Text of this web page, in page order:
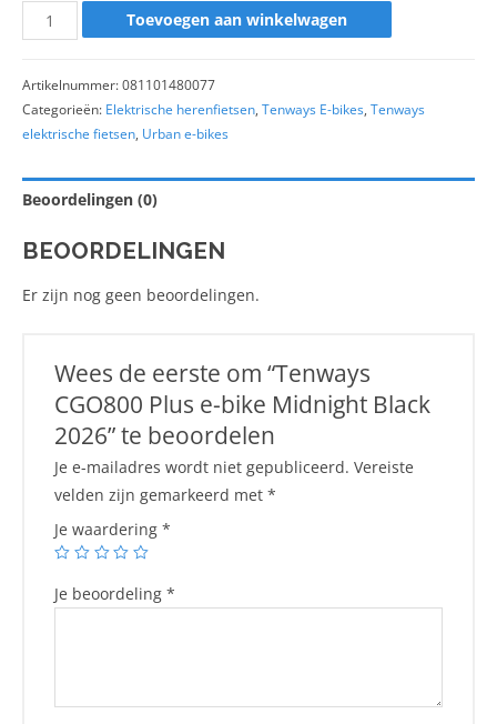
Toevoegen aan winkelwagen
Artikelnummer:081101480077
Categorieën: Elektrische herenfietsen, Tenways E-bikes, Tenways
elektrische fietsen, Urban e-bikes
Beoordelingen (0)
BEOORDELINGEN
Er zijn nog geen beoordelingen.
Wees de eerste om “Tenways
CGO800 Plus e-bike Midnight Black
2026” te beoordelen
Je e-mailadres wordt niet gepubliceerd. Vereiste
velden zijn gemarkeerd met*
Je waardering*
Je beoordeling*